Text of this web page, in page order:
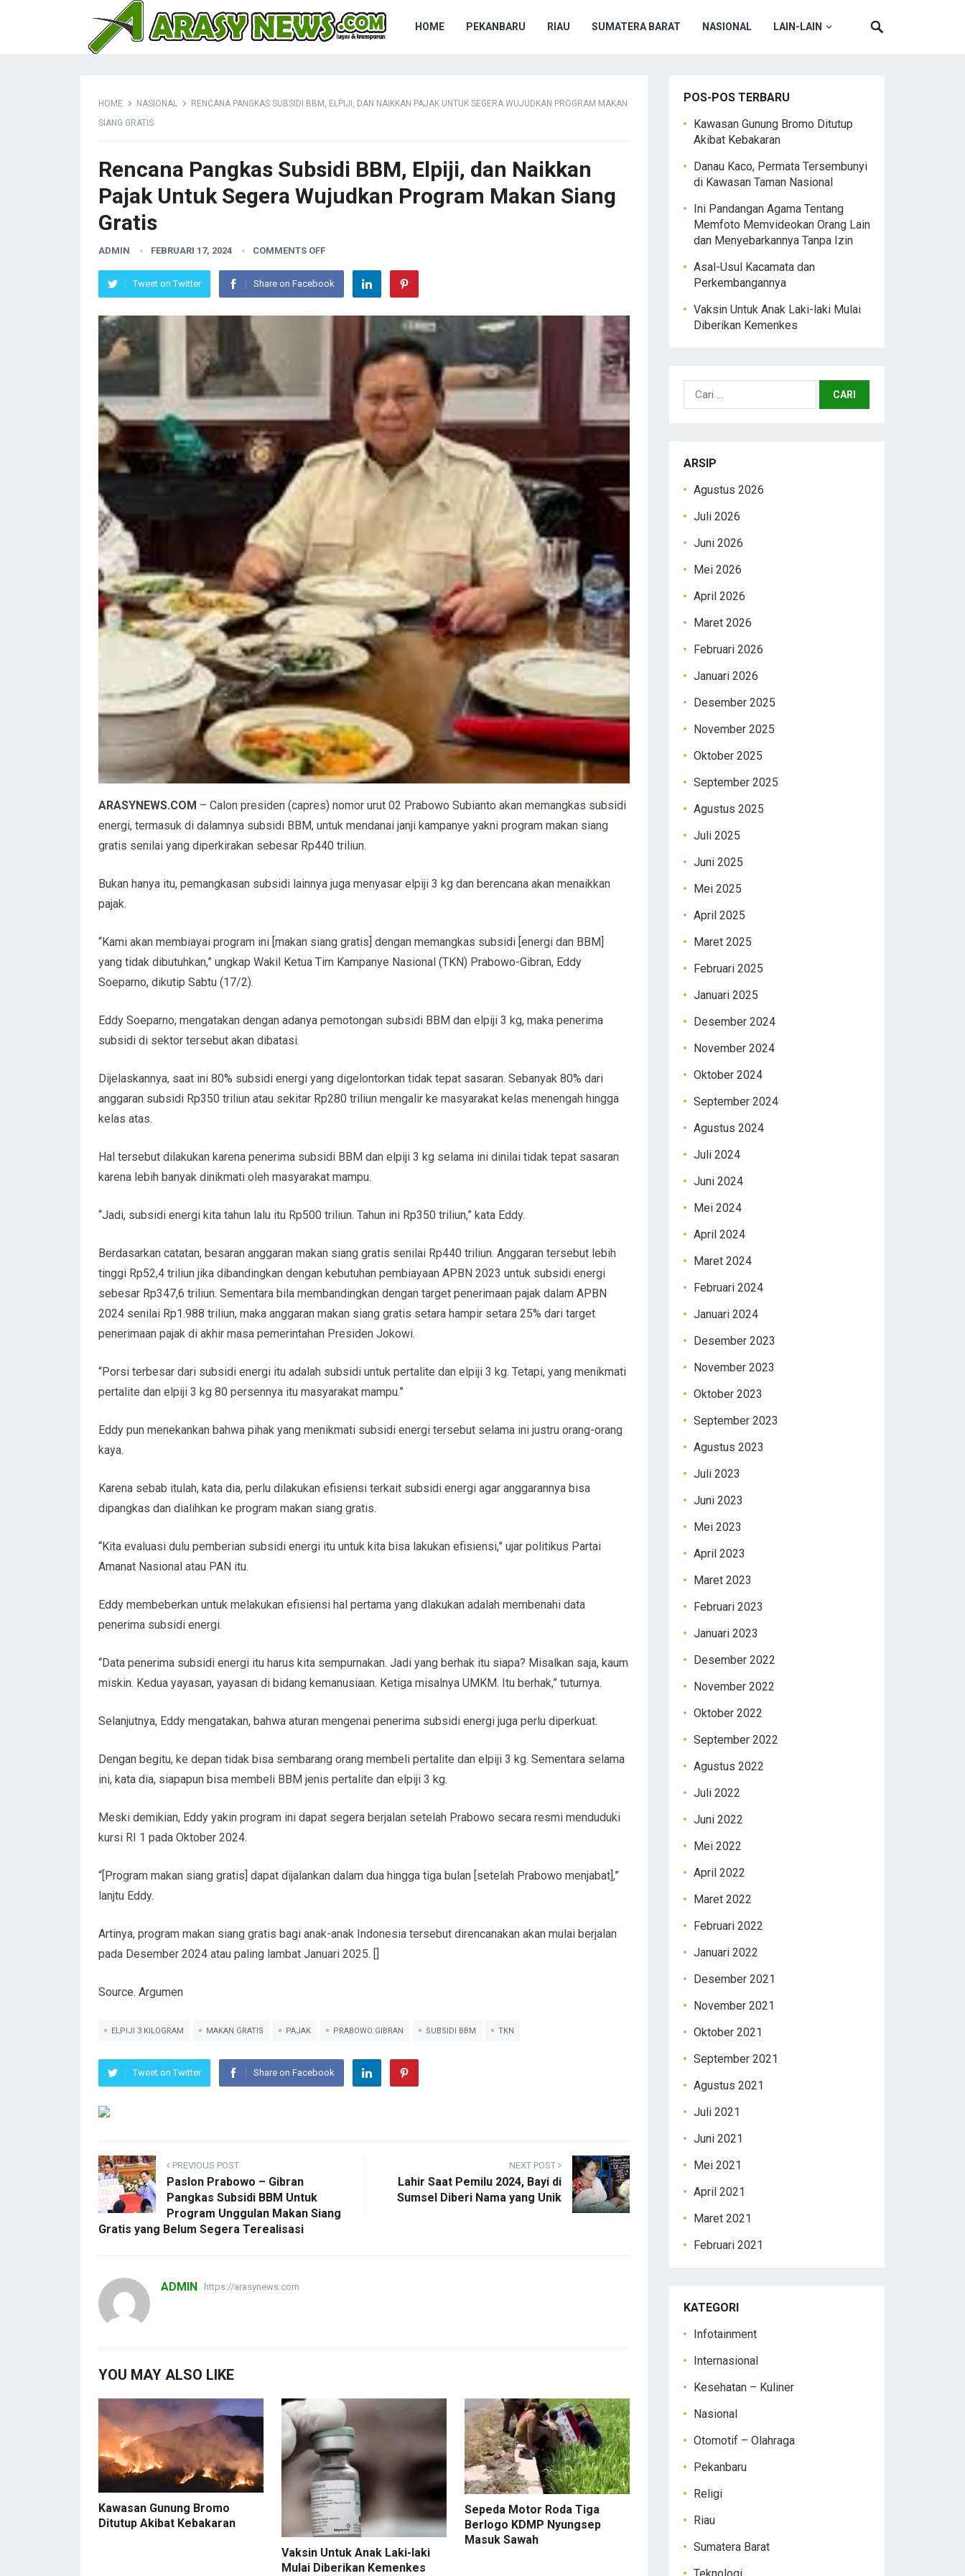
HOME PEKANBARU RIAU SUMATERA BARAT NASIONAL LAIN-LAIN
HOME NASIONAL
RENCANA PANGKAS SUBSIDI BBM, ELPIJI, DAN NAIKKAN PAJAK UNTUK SEGERA WUJUDKAN PROGRAM MAKAN
SIANG GRATIS
Rencana Pangkas Subsidi BBM, Elpiji, dan Naikkan
Pajak Untuk Segera Wujudkan Program Makan Siang
Gratis
ADMIN FEBRUARI 17, 2024 COMMENTS OFF
Tweet on Twitter Share on Facebook
ARASYNEWS.COM – Calon presiden (capres) nomor urut 02 Prabowo Subianto akan memangkas subsidi
energi, termasuk di dalamnya subsidi BBM, untuk mendanai janji kampanye yakni program makan siang
gratis senilai yang diperkirakan sebesar Rp440 triliun.
Bukan hanya itu, pemangkasan subsidi lainnya juga menyasar elpiji 3 kg dan berencana akan menaikkan
pajak.
“Kami akan membiayai program ini [makan siang gratis] dengan memangkas subsidi [energi dan BBM]
yang tidak dibutuhkan,” ungkap Wakil Ketua Tim Kampanye Nasional (TKN) Prabowo-Gibran, Eddy
Soeparno, dikutip Sabtu (17/2).
Eddy Soeparno, mengatakan dengan adanya pemotongan subsidi BBM dan elpiji 3 kg, maka penerima
subsidi di sektor tersebut akan dibatasi.
Dijelaskannya, saat ini 80% subsidi energi yang digelontorkan tidak tepat sasaran. Sebanyak 80% dari
anggaran subsidi Rp350 triliun atau sekitar Rp280 triliun mengalir ke masyarakat kelas menengah hingga
kelas atas.
Hal tersebut dilakukan karena penerima subsidi BBM dan elpiji 3 kg selama ini dinilai tidak tepat sasaran
karena lebih banyak dinikmati oleh masyarakat mampu.
“Jadi, subsidi energi kita tahun lalu itu Rp500 triliun. Tahun ini Rp350 triliun,” kata Eddy.
Berdasarkan catatan, besaran anggaran makan siang gratis senilai Rp440 triliun. Anggaran tersebut lebih
tinggi Rp52,4 triliun jika dibandingkan dengan kebutuhan pembiayaan APBN 2023 untuk subsidi energi
sebesar Rp347,6 triliun. Sementara bila membandingkan dengan target penerimaan pajak dalam APBN
2024 senilai Rp1.988 triliun, maka anggaran makan siang gratis setara hampir setara 25% dari target
penerimaan pajak di akhir masa pemerintahan Presiden Jokowi.
“Porsi terbesar dari subsidi energi itu adalah subsidi untuk pertalite dan elpiji 3 kg. Tetapi, yang menikmati
pertalite dan elpiji 3 kg 80 persennya itu masyarakat mampu.”
Eddy pun menekankan bahwa pihak yang menikmati subsidi energi tersebut selama ini justru orang-orang
kaya.
Karena sebab itulah, kata dia, perlu dilakukan efisiensi terkait subsidi energi agar anggarannya bisa
dipangkas dan dialihkan ke program makan siang gratis.
“Kita evaluasi dulu pemberian subsidi energi itu untuk kita bisa lakukan efisiensi,” ujar politikus Partai
Amanat Nasional atau PAN itu.
Eddy membeberkan untuk melakukan efisiensi hal pertama yang dlakukan adalah membenahi data
penerima subsidi energi.
“Data penerima subsidi energi itu harus kita sempurnakan. Jadi yang berhak itu siapa? Misalkan saja, kaum
miskin. Kedua yayasan, yayasan di bidang kemanusiaan. Ketiga misalnya UMKM. Itu berhak,” tuturnya.
Selanjutnya, Eddy mengatakan, bahwa aturan mengenai penerima subsidi energi juga perlu diperkuat.
Dengan begitu, ke depan tidak bisa sembarang orang membeli pertalite dan elpiji 3 kg. Sementara selama
ini, kata dia, siapapun bisa membeli BBM jenis pertalite dan elpiji 3 kg.
Meski demikian, Eddy yakin program ini dapat segera berjalan setelah Prabowo secara resmi menduduki
kursi RI 1 pada Oktober 2024.
“[Program makan siang gratis] dapat dijalankan dalam dua hingga tiga bulan [setelah Prabowo menjabat],”
lanjtu Eddy.
Artinya, program makan siang gratis bagi anak-anak Indonesia tersebut direncanakan akan mulai berjalan
pada Desember 2024 atau paling lambat Januari 2025. []
Source. Argumen
ELPIJI 3 KILOGRAM MAKAN GRATIS PAJAK PRABOWO GIBRAN SUBSIDI BBM TKN
Tweet on Twitter Share on Facebook
PREVIOUS POST
Paslon Prabowo – Gibran
Pangkas Subsidi BBM Untuk
Program Unggulan Makan Siang
Gratis yang Belum Segera Terealisasi
NEXT POST
Lahir Saat Pemilu 2024, Bayi di
Sumsel Diberi Nama yang Unik
ADMIN https://arasynews.com
YOU MAY ALSO LIKE
Kawasan Gunung Bromo
Ditutup Akibat Kebakaran
Vaksin Untuk Anak Laki-laki
Mulai Diberikan Kemenkes
Sepeda Motor Roda Tiga
Berlogo KDMP Nyungsep
Masuk Sawah
POS-POS TERBARU
Kawasan Gunung Bromo Ditutup
Akibat Kebakaran
Danau Kaco, Permata Tersembunyi
di Kawasan Taman Nasional
Ini Pandangan Agama Tentang
Memfoto Memvideokan Orang Lain
dan Menyebarkannya Tanpa Izin
Asal-Usul Kacamata dan
Perkembangannya
Vaksin Untuk Anak Laki-laki Mulai
Diberikan Kemenkes
Cari
untuk:
ARSIP
Agustus 2026
Juli 2026
Juni 2026
Mei 2026
April 2026
Maret 2026
Februari 2026
Januari 2026
Desember 2025
November 2025
Oktober 2025
September 2025
Agustus 2025
Juli 2025
Juni 2025
Mei 2025
April 2025
Maret 2025
Februari 2025
Januari 2025
Desember 2024
November 2024
Oktober 2024
September 2024
Agustus 2024
Juli 2024
Juni 2024
Mei 2024
April 2024
Maret 2024
Februari 2024
Januari 2024
Desember 2023
November 2023
Oktober 2023
September 2023
Agustus 2023
Juli 2023
Juni 2023
Mei 2023
April 2023
Maret 2023
Februari 2023
Januari 2023
Desember 2022
November 2022
Oktober 2022
September 2022
Agustus 2022
Juli 2022
Juni 2022
Mei 2022
April 2022
Maret 2022
Februari 2022
Januari 2022
Desember 2021
November 2021
Oktober 2021
September 2021
Agustus 2021
Juli 2021
Juni 2021
Mei 2021
April 2021
Maret 2021
Februari 2021
KATEGORI
Infotainment
Internasional
Kesehatan – Kuliner
Nasional
Otomotif – Olahraga
Pekanbaru
Religi
Riau
Sumatera Barat